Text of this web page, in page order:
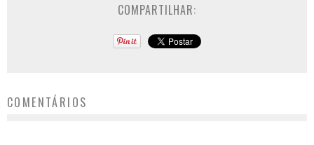
COMPARTILHAR:
COMENTÁRIOS